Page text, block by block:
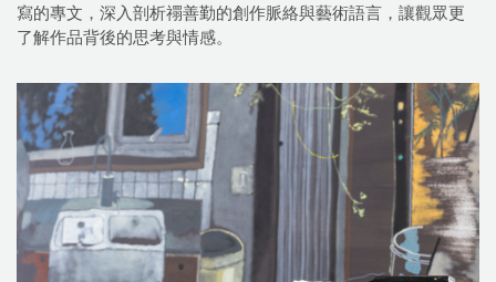
寫的專文，深入剖析禤善勤的創作脈絡與藝術語言，讓觀眾更
了解作品背後的思考與情感。